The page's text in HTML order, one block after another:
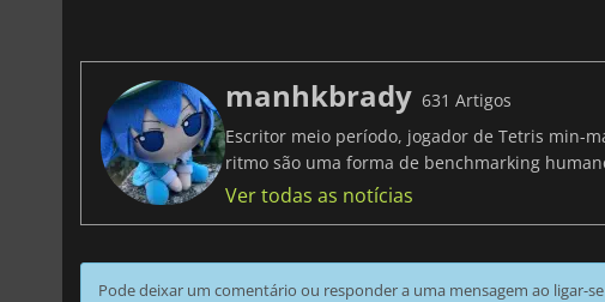
manhkbrady 631 Artigos
Escritor meio período, jogador de Tetris min-
ritmo são uma forma de benchmarking
Ver todas as notícias
Pode deixar um comentário ou responder a uma mensagem ao ligar-